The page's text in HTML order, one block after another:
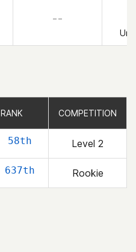
– –
RANK COMPETITION
58th Level 2
637th Rookie
RANK COMPETITION